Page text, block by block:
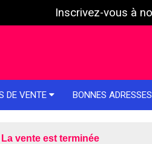
Inscrivez-vous à
DE VENTE BONNES ADRESSES
La vente est terminée